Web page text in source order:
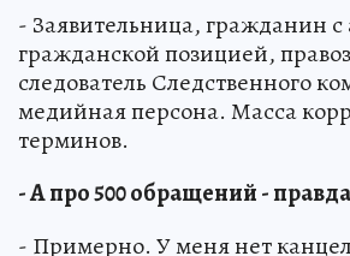
- Заявительница, гражданин с
гражданской позицией,
следователь Следственного
медийная персона. Масса
терминов.
- А про 500 обращений -
- Примерно. У меня нет